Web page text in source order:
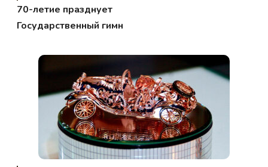
70-летие празднует
Государственный гимн